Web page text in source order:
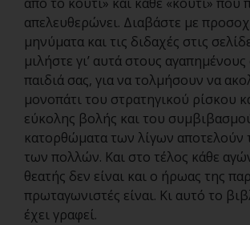
απελευθερώνει. Διαβάστε με
μηνύματα και τις διδαχές στις
μιλήστε γι’ αυτά στους αγαπημένους
παιδιά σας, για να τολμήσουν να
μονοπάτι του στρατηγικού ρίσκου
εύκολης βολής και του
κατορθώματα των λίγων αποτελούν
των πολλών. Και στο τέλος κάθε
θεατής δεν είναι και ο ήρωας της
πρωταγωνιστές είναι. Κι αυτό το
έχει γραφεί.